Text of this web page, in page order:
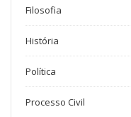
Filosofia
História
Política
Processo Civil